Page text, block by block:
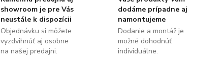
showroom je pre Vás
neustále k dispozícii
Objednávku si môžete
vyzdvihnúť aj osobne
na našej predajni.
dodáme prípadne aj
namontujeme
Dodanie a montáž je
možné dohodnúť
individuálne.